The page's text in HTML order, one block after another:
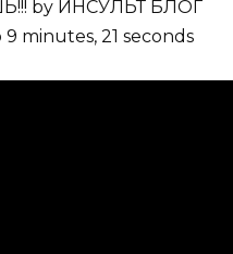
by ИНСУЛЬТ БЛОГ
9 minutes, 21 seconds